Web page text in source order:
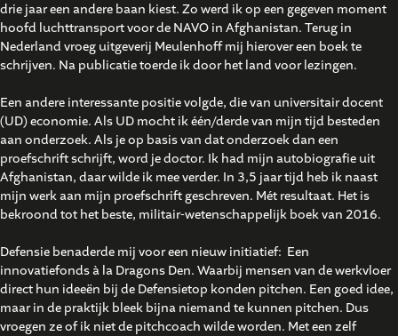
drie jaar een andere baan kiest. Zo werd ik op een gegeven moment
hoofd luchttransport voor de NAVO in Afghanistan. Terug in
Nederland vroeg uitgeverij Meulenhoff mij hierover een boek te
schrijven. Na publicatie toerde ik door het land voor lezingen.
Een andere interessante positie volgde, die van universitair docent
(UD) economie. Als UD mocht ik één/derde van mijn tijd besteden
aan onderzoek. Als je op basis van dat onderzoek dan een
proefschrift schrijft, word je doctor. Ik had mijn autobiografie uit
Afghanistan, daar wilde ik mee verder. In 3,5 jaar tijd heb ik naast
mijn werk aan mijn proefschrift geschreven. Mét resultaat. Het is
bekroond tot het beste, militair-wetenschappelijk boek van 2016.
Defensie benaderde mij voor een nieuw initiatief: Een
innovatiefonds à la Dragons Den. Waarbij mensen van de werkvloer
direct hun ideeën bij de Defensietop konden pitchen. Een goed idee,
maar in de praktijk bleek bijna niemand te kunnen pitchen. Dus
vroegen ze of ik niet de pitchcoach wilde worden. Met een zelf